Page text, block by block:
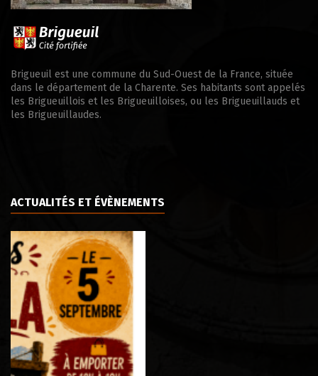
Brigueuil est une commune du Sud-Ouest de la France, située
dans le département de la Charente. Ses habitants sont appelés
les Brigueuillois et les Brigueuilloises, ou les Brigueuillauds et
les Brigueuillaudes.
ACTUALITÉS ET ÉVÈNEMENTS